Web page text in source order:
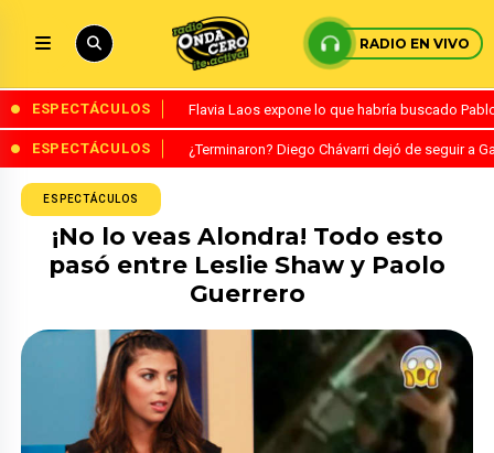
RADIO EN VIVO
ESPECTÁCULOS Flavia Laos expone lo que habría buscado
ESPECTÁCULOS ¿Terminaron? Diego Chávarri dejó de seguir a
ESPECTÁCULOS
¡No lo veas Alondra! Todo esto
pasó entre Leslie Shaw y Paolo
Guerrero